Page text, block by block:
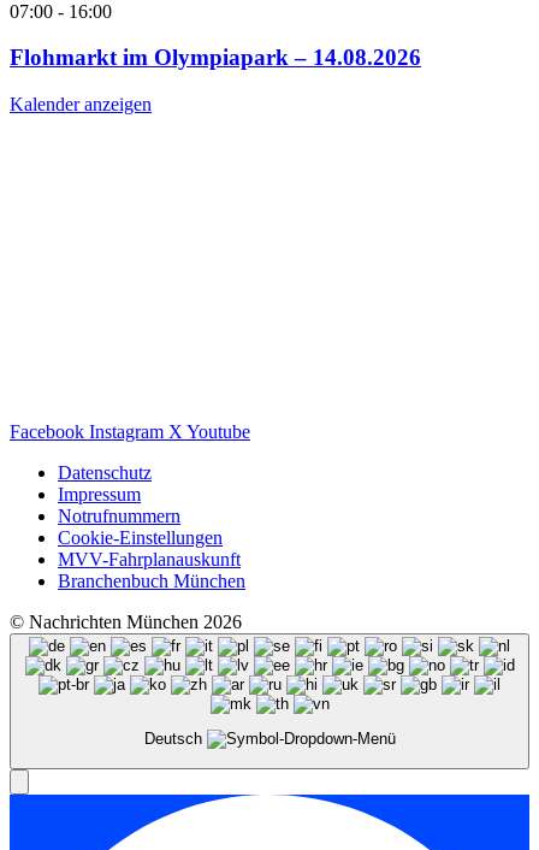
07:00 - 16:00
Flohmarkt im Olympiapark – 14.08.2026
Kalender anzeigen
Facebook Instagram X Youtube
Datenschutz
Impressum
Notrufnummern
Cookie-Einstellungen
MVV-Fahrplanauskunft
Branchenbuch München
© Nachrichten München 2026
Deutsch